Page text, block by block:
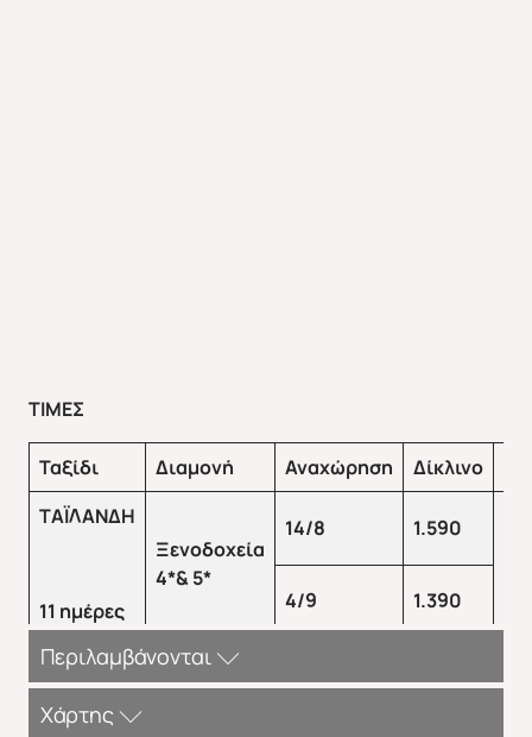
ΤΙΜΕΣ
Ταξίδι Διαμονή Αναχώρηση Δίκλινο
ΤΑΪΛΑΝΔΗ
11 ημέρες
Ξενοδοχεία
4*& 5*
14/8
1.590
4/9
1.390
Περιλαμβάνονται
ΠΕΡΙΛΑΜΒΑΝΟΝΤΑΙ:
Χάρτης